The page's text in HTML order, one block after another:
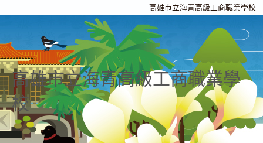
高雄市立海青高級工商職業學校
高雄市立海青高級工商職業學
校